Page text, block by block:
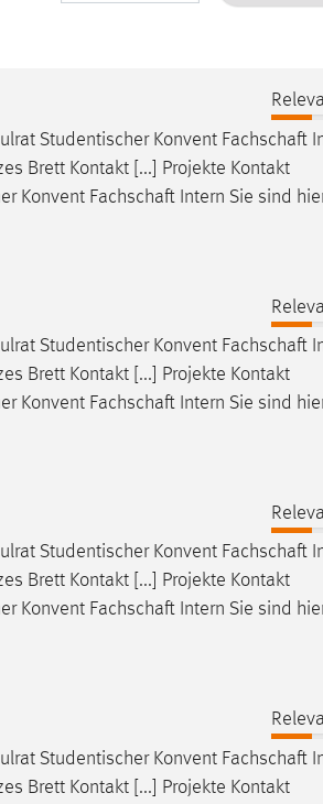
Studentischer Konvent Fachschaft
Brett Kontakt [...] Projekte Kontakt
Konvent Fachschaft Intern Sie sind
Studentischer Konvent Fachschaft
Brett Kontakt [...] Projekte Kontakt
Konvent Fachschaft Intern Sie sind
Studentischer Konvent Fachschaft
Brett Kontakt [...] Projekte Kontakt
Konvent Fachschaft Intern Sie sind
Studentischer Konvent Fachschaft
Brett Kontakt [...] Projekte Kontakt